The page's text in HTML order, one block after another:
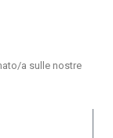
a sulle nostre